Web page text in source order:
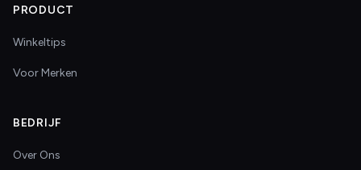
PRODUCT
Winkeltips
Voor Merken
BEDRIJF
Over Ons